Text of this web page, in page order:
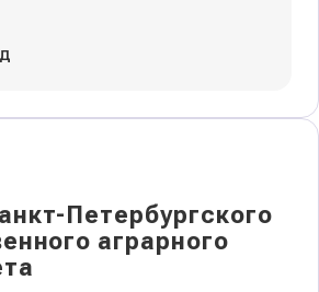
Петербургского
аграрного